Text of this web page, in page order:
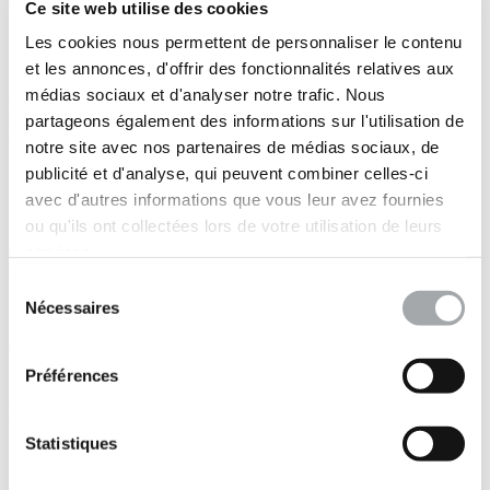
Ce site web utilise des cookies
Les cookies nous permettent de personnaliser le contenu
et les annonces, d'offrir des fonctionnalités relatives aux
médias sociaux et d'analyser notre trafic. Nous
partageons également des informations sur l'utilisation de
notre site avec nos partenaires de médias sociaux, de
publicité et d'analyse, qui peuvent combiner celles-ci
avec d'autres informations que vous leur avez fournies
ou qu'ils ont collectées lors de votre utilisation de leurs
Nécessaires
Préférences
Statistiques
Disponibilité des services
Les meilleurs efforts sont fournis pour maintenir l'accès au site.
Cependant, l’accès au site peut être interrompu temporairement ou
définitivement, notamment pour des raisons juridiques, techniques
ou de maintenance.
Sécurité
Il appartient à l'utilisateur de recourir à tous les moyens de sécurité
Le groupe Fondasol et ses filiales ne sauraient être tenues pour
responsable des conséquences de la divulgation, même involontaire,
moyens de sécurité.
Les marques, logos et plus généralement tous les éléments de